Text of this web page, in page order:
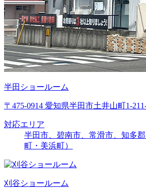
半田ショールーム
〒475-0914 愛知県半田市土井山町1-
対応エリア
半田市、碧南市、常滑市、知多
町・美浜町）
刈谷ショールーム